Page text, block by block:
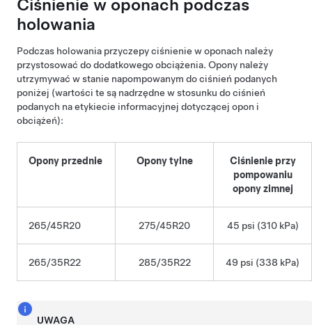
Ciśnienie w oponach podczas
holowania
Podczas holowania przyczepy ciśnienie w oponach należy
przystosować do dodatkowego obciążenia. Opony należy
utrzymywać w stanie napompowanym do ciśnień podanych
poniżej (wartości te są nadrzędne w stosunku do ciśnień
podanych na etykiecie informacyjnej dotyczącej opon i
obciążeń):
Opony przednie Opony tylne
Ciśnienie przy
pompowaniu
opony zimnej
265/45R20 275/45R20 45 psi (310 kPa)
265/35R22 285/35R22 49 psi (338 kPa)
UWAGA